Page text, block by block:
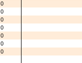
0
0
0
0
0
0
0